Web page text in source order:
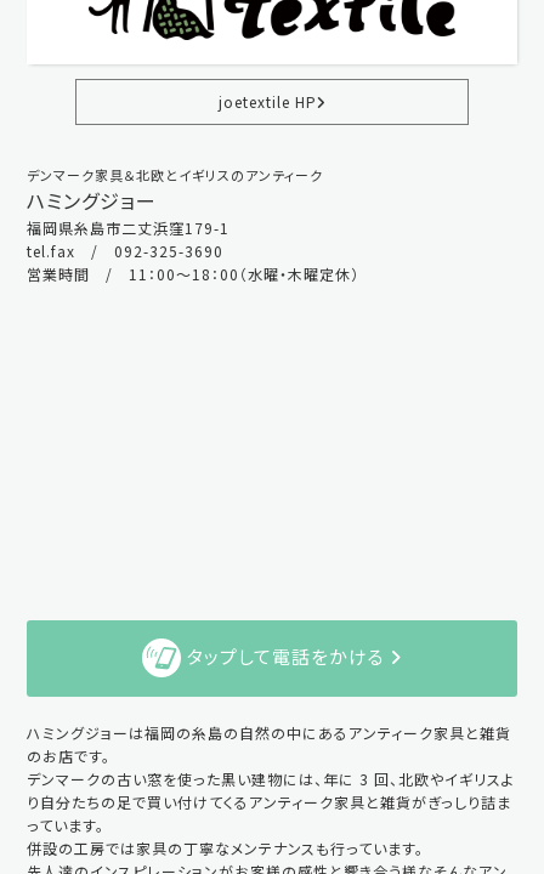
joetextile HP
デンマーク家具＆北欧とイギリスのアンティーク
ハミングジョー
福岡県糸島市二丈浜窪179-1
tel.fax / 092-325-3690
営業時間 / 11：00～18：00（水曜・木曜定休）
タップして電話をかける
ハミングジョーは福岡の糸島の自然の中にあるアンティーク家具と雑貨
のお店です。
デンマークの古い窓を使った黒い建物には、年に 3 回、北欧やイギリスよ
り自分たちの足で買い付けてくるアンティーク家具と雑貨がぎっしり詰ま
っています。
併設の工房では家具の丁寧なメンテナンスも行っています。